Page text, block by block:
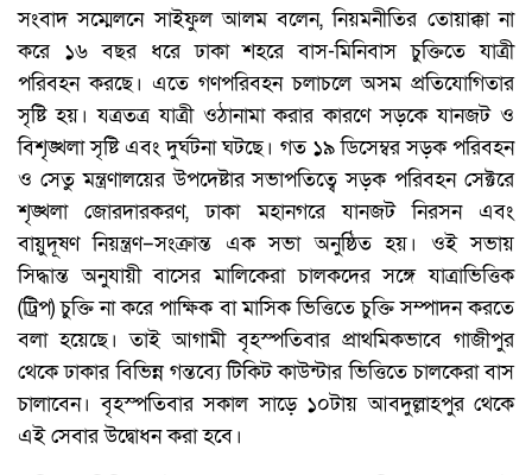
সংবাদ সম্মেলনে সাইফুল আলম বলেন, নিয়মনীতির তোয়াক্কা না
করে ১৬ বছর ধরে ঢাকা শহরে বাস-মিনিবাস চুক্তিতে যাত্রী
পরিবহন করছে। এতে গণপরিবহন চলাচলে অসম প্রতিযোগিতার
সৃষ্টি হয়। যত্রতত্র যাত্রী ওঠানামা করার কারণে সড়কে যানজট ও
বিশৃঙ্খলা সৃষ্টি এবং দুর্ঘটনা ঘটছে। গত ১৯ ডিসেম্বর সড়ক পরিবহন
ও সেতু মন্ত্রণালয়ের উপদেষ্টার সভাপতিত্বে সড়ক পরিবহন সেক্টরে
শৃঙ্খলা জোরদারকরণ, ঢাকা মহানগরে যানজট নিরসন এবং
বায়ুদূষণ নিয়ন্ত্রণ–সংক্রান্ত এক সভা অনুষ্ঠিত হয়। ওই সভায়
সিদ্ধান্ত অনুযায়ী বাসের মালিকেরা চালকদের সঙ্গে যাত্রাভিত্তিক
(ট্রিপ) চুক্তি না করে পাক্ষিক বা মাসিক ভিত্তিতে চুক্তি সম্পাদন করতে
বলা হয়েছে। তাই আগামী বৃহস্পতিবার প্রাথমিকভাবে গাজীপুর
থেকে ঢাকার বিভিন্ন গন্তব্যে টিকিট কাউন্টার ভিত্তিতে চালকেরা বাস
চালাবেন। বৃহস্পতিবার সকাল সাড়ে ১০টায় আবদুল্লাহপুর থেকে
এই সেবার উদ্বোধন করা হবে।